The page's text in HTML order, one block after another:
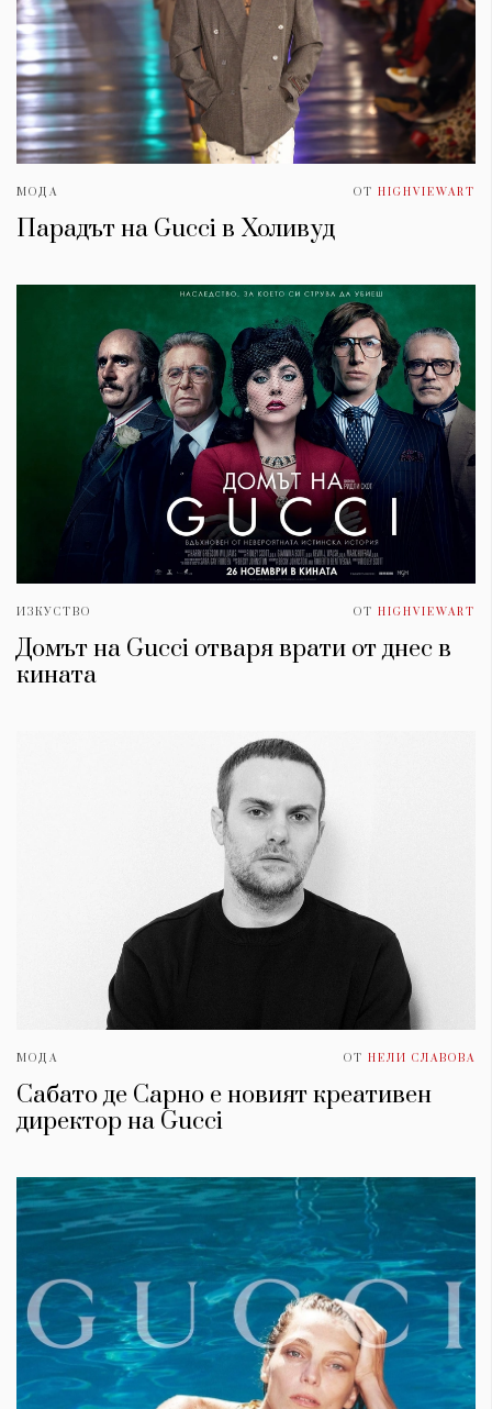
МОДА ОТ HIGHVIEWART
Парадът на Gucci в Холивуд
ИЗКУСТВО ОТ HIGHVIEWART
Домът на Gucci отваря врати от днес в
кината
МОДА ОТ НЕЛИ СЛАВОВА
Сабато де Сарно е новият креативен
директор на Gucci